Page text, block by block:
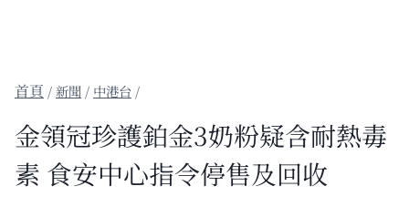
/新聞 / 中港台 /
金領冠珍護鉑金3奶粉疑含耐熱毒
素 食安中心指令停售及回收